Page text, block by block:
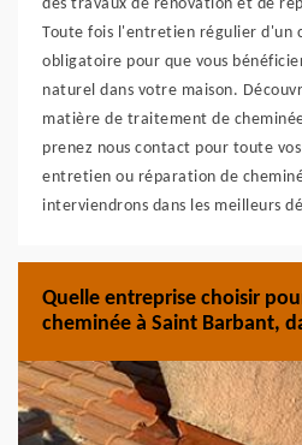
des travaux de rénovation et de
Toute fois l'entretien régulier d'un
obligatoire pour que vous
naturel dans votre maison.
matière de traitement de
prenez nous contact pour toute
entretien ou réparation de
interviendrons dans les meilleurs
Quelle entreprise choisir
cheminée à Saint Barbant,